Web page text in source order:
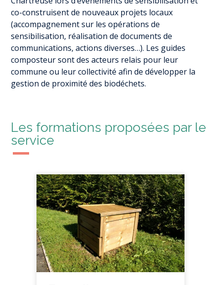
co-construisent de nouveaux projets locaux
(accompagnement sur les opérations de
sensibilisation, réalisation de documents de
communications, actions diverses…). Les guides
composteur sont des acteurs relais pour leur
commune ou leur collectivité afin de développer la
gestion de proximité des biodéchets.
Les formations proposées par le
service